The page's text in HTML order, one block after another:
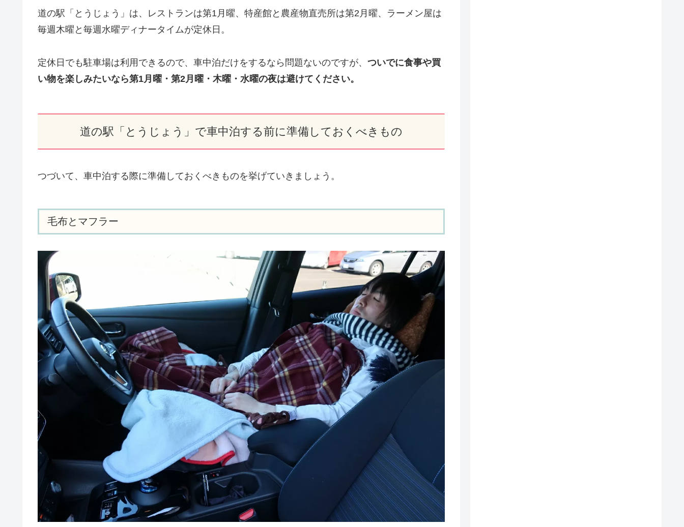
道の駅「とうじょう」は、レストランは第1月曜、特産館と農産物直売所は第2月曜、ラーメン屋は
毎週木曜と毎週水曜ディナータイムが定休日。
定休日でも駐車場は利用できるので、車中泊だけをするなら問題ないのですが、 ついでに食事や買
い物を楽しみたいなら第1月曜・第2月曜・木曜・水曜の夜は避けてください。
道の駅「とうじょう」で車中泊する前に準備しておくべきもの
つづいて、車中泊する際に準備しておくべきものを挙げていきましょう。
毛布とマフラー